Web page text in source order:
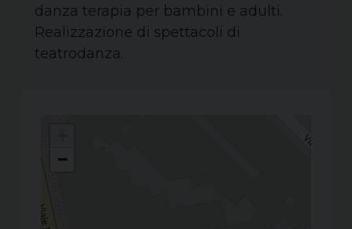
danza terapia per bambini e adulti.
Realizzazione di spettacoli di
teatrodanza.
−